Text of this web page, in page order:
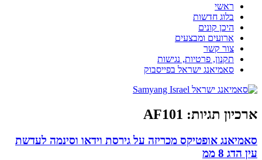
ראשי
בלוג חדשות
היכן קונים
ארועים ומבצעים
צור קשר
תקנון, פרטיות, נגישות
סאמיאנג ישראל בפייסבוק
ארכיון תגיות: AF101
סאמיאנג אופטיקס מכריזה על גירסת וידאו וסינמה לעדשת
עין הדג 8 ממ